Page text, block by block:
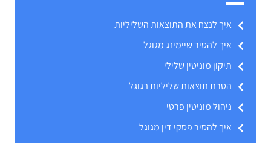
איך לנצח את התוצאות השליליות
איך להסיר שיימינג מגוגל
תיקון מוניטין שלילי
הסרת תוצאות שליליות בגוגל
ניהול מוניטין פרטי
איך להסיר פסקי דין מגוגל